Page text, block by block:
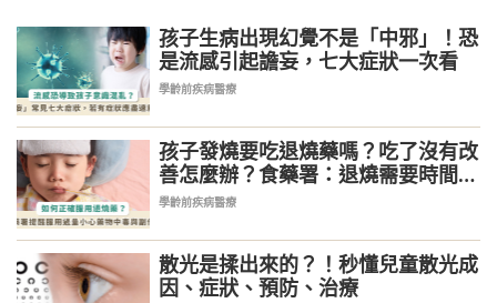
孩子生病出現幻覺不是「中邪」！恐
是流感引起譫妄，七大症狀一次看
學齡前疾病醫療
孩子發燒要吃退燒藥嗎？吃了沒有改
善怎麼辦？食藥署：退燒需要時間等
待，小心藥物中毒與副作用
學齡前疾病醫療
散光是揉出來的？！秒懂兒童散光成
因、症狀、預防、治療